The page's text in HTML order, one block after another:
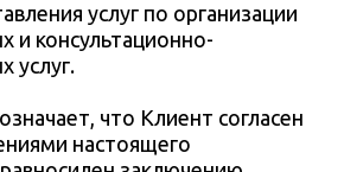
услуг по организации
и консультационно-
услуг.
что Клиент согласен
настоящего